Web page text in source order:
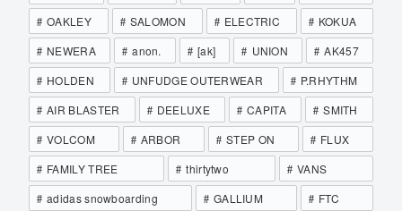
OAKLEY
SALOMON ELECTRIC
KOKUA
NEWERA
anon. [ak] UNION
AK457
HOLDEN
UNFUDGE OUTERWEAR
P.RHYTHM
AIR BLASTER
DEELUXE CAPITA
SMITH
VOLCOM
ARBOR STEP ON
FLUX
FAMILY TREE
thirtytwo
VANS
adidas snowboarding
GALLIUM
FTC